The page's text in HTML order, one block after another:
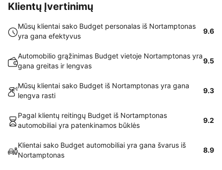
Klientų Įvertinimų
Mūsų klientai sako Budget personalas iš Nortamptonas
yra gana efektyvus
9.6
Automobilio grąžinimas Budget vietoje Nortamptonas yra
gana greitas ir lengvas
9.5
Mūsų klientai sako Budget iš Nortamptonas yra gana
lengva rasti
9.3
Pagal klientų reitingų Budget iš Nortamptonas
automobiliai yra patenkinamos būklės
9.2
Klientai sako Budget automobiliai yra gana švarus iš
Nortamptonas
8.9